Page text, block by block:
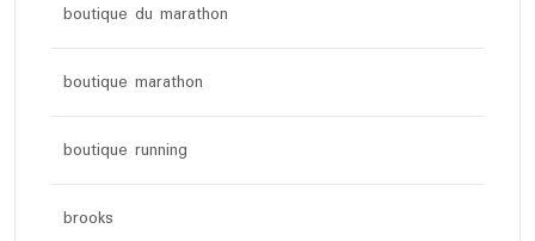
boutique du marathon
boutique marathon
boutique running
brooks